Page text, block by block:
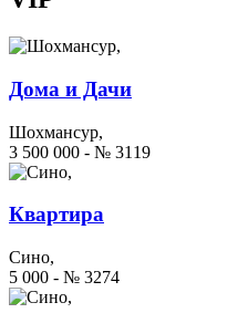
Дома и Дачи
Шохмансур,
3 500 000 - № 3119
Квартира
Сино,
5 000 - № 3274